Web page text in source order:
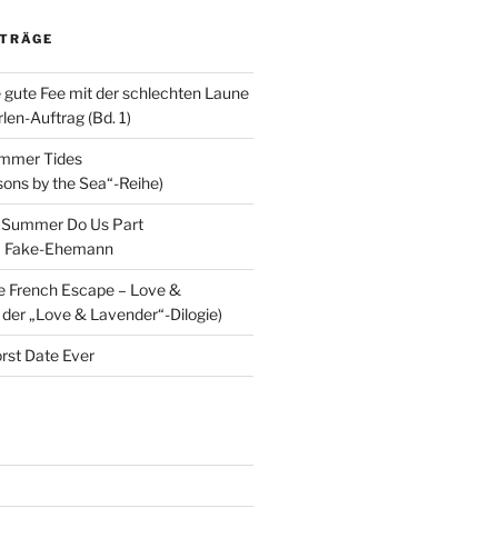
gute Fee mit der schlechten Laune
Auftrag (Bd. 1)
Tides
by the Sea“-Reihe)
Do Us Part
Ehemann
French Escape – Love &
„Love & Lavender“-Dilogie)
Date Ever